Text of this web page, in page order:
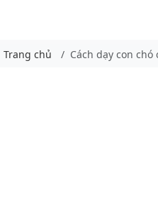
Trang chủ Cách dạy con